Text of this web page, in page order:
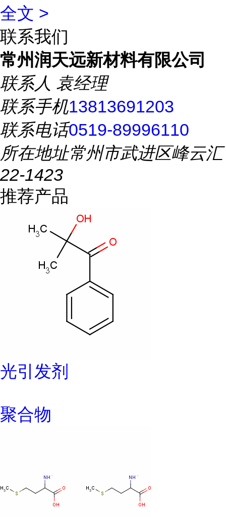
全文 >
联系我们
常州润天远新材料有限公司
联系人 袁经理
联系手机13813691203
联系电话0519-89996110
所在地址常州市武进区峰云汇
22-1423
推荐产品
光引发剂
聚合物